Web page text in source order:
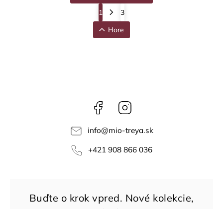
1
3
Hore
Facebook
info@mio-treya.sk
+421 908 866 036